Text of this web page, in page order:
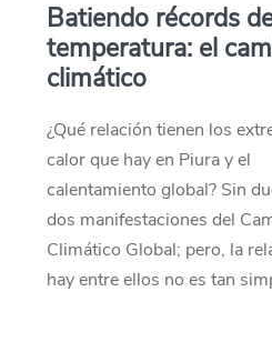
Batiendo récords
temperatura: el
climático
¿Qué relación tienen los
calor que hay en Piura y el
calentamiento global? Sin
dos manifestaciones del
Climático Global; pero, la
hay entre ellos no es tan